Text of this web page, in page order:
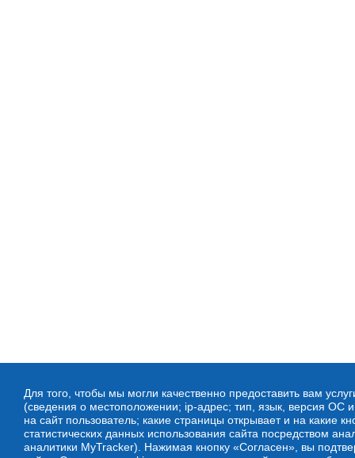
Для того, чтобы мы могли качественно предоставить вам
(сведения о местоположении; ip-адрес; тип, язык, версия ОС
на сайт пользователь; какие страницы открывает и на какие
статистических данных использования сайта посредством
аналитики MyTracker). Нажимая кнопку «Согласен», вы